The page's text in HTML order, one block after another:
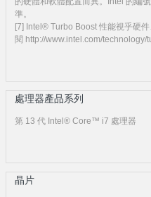
準。
[7] Intel® Turbo Boost 性能視乎硬
閱 http://www.intel.com/technology/
處理器產品系列
第 13 代 Intel® Core™ i7 處理器
晶片